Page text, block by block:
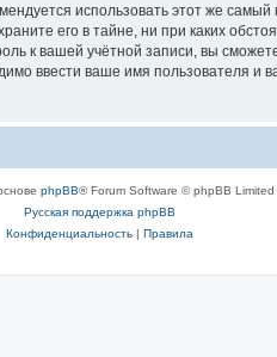
использовать этот же самый
его в тайне, ни при каких
к вашей учётной записи, вы
ввести ваше имя пользователя и
phpBB® Forum Software © phpBB Limited
Русская поддержка phpBB
Конфиденциальность| Правила